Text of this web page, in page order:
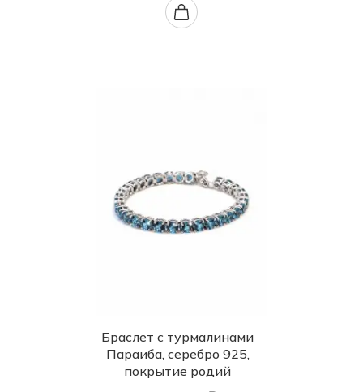
Браслет с турмалинами
Параиба, серебро 925,
покрытие родий